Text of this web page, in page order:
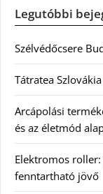
Legutóbbi
Szélvédőcsere
Tátratea
Arcápolási
és az életmód
Elektromos
fenntartható jövő